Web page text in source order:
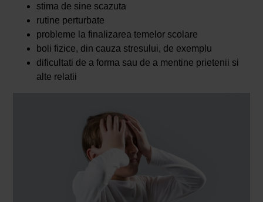
stima de sine scazuta
rutine perturbate
probleme la finalizarea temelor scolare
boli fizice, din cauza stresului, de exemplu
dificultati de a forma sau de a mentine prietenii si
alte relatii